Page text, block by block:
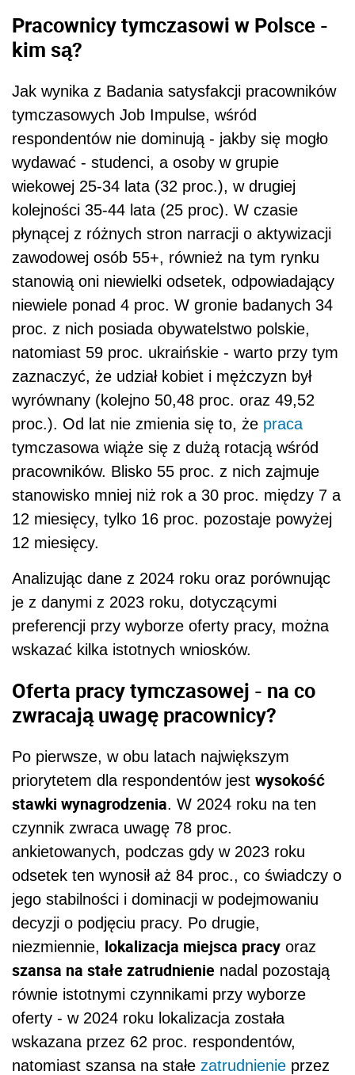
Pracownicy tymczasowi w Polsce -
kim są?
Jak wynika z Badania satysfakcji pracowników
tymczasowych Job Impulse, wśród
respondentów nie dominują - jakby się mogło
wydawać - studenci, a osoby w grupie
wiekowej 25-34 lata (32 proc.), w drugiej
kolejności 35-44 lata (25 proc). W czasie
płynącej z różnych stron narracji o aktywizacji
zawodowej osób 55+, również na tym rynku
stanowią oni niewielki odsetek, odpowiadający
niewiele ponad 4 proc. W gronie badanych 34
proc. z nich posiada obywatelstwo polskie,
natomiast 59 proc. ukraińskie - warto przy tym
zaznaczyć, że udział kobiet i mężczyzn był
wyrównany (kolejno 50,48 proc. oraz 49,52
proc.). Od lat nie zmienia się to, że praca
tymczasowa wiąże się z dużą rotacją wśród
pracowników. Blisko 55 proc. z nich zajmuje
stanowisko mniej niż rok a 30 proc. między 7 a
12 miesięcy, tylko 16 proc. pozostaje powyżej
12 miesięcy.
Analizując dane z 2024 roku oraz porównując
je z danymi z 2023 roku, dotyczącymi
preferencji przy wyborze oferty pracy, można
wskazać kilka istotnych wniosków.
Oferta pracy tymczasowej - na co
zwracają uwagę pracownicy?
Po pierwsze, w obu latach największym
priorytetem dla respondentów jest wysokość
stawki wynagrodzenia. W 2024 roku na ten
czynnik zwraca uwagę 78 proc.
ankietowanych, podczas gdy w 2023 roku
odsetek ten wynosił aż 84 proc., co świadczy o
jego stabilności i dominacji w podejmowaniu
decyzji o podjęciu pracy. Po drugie,
niezmiennie, lokalizacja miejsca pracy oraz
szansa na stałe zatrudnienie nadal pozostają
równie istotnymi czynnikami przy wyborze
oferty - w 2024 roku lokalizacja została
wskazana przez 62 proc. respondentów,
natomiast szansa na stałe zatrudnienie przez